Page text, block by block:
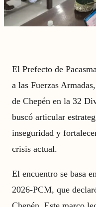
El Prefecto de
a las Fuerzas
de Chepén en la 32
buscó articular
inseguridad y
crisis actual.
El encuentro se basa
2026-PCM, que